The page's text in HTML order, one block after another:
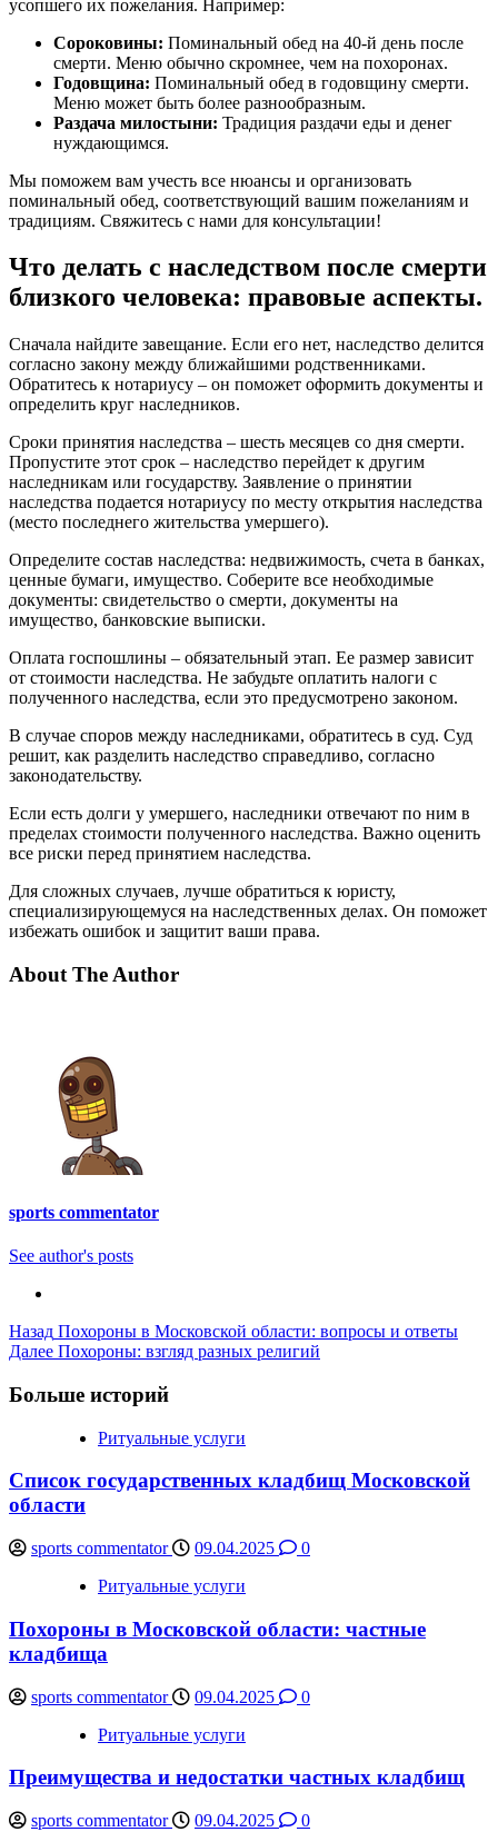
усопшего их пожелания. Например:
Сороковины: Поминальный обед на 40-й день после
смерти. Меню обычно скромнее, чем на похоронах.
Годовщина: Поминальный обед в годовщину смерти.
Меню может быть более разнообразным.
Раздача милостыни: Традиция раздачи еды и денег
нуждающимся.
Мы поможем вам учесть все нюансы и организовать
поминальный обед, соответствующий вашим пожеланиям и
традициям. Свяжитесь с нами для консультации!
Что делать с наследством после смерти
близкого человека: правовые аспекты.
Сначала найдите завещание. Если его нет, наследство делится
согласно закону между ближайшими родственниками.
Обратитесь к нотариусу – он поможет оформить документы и
определить круг наследников.
Сроки принятия наследства – шесть месяцев со дня смерти.
Пропустите этот срок – наследство перейдет к другим
наследникам или государству. Заявление о принятии
наследства подается нотариусу по месту открытия наследства
(место последнего жительства умершего).
Определите состав наследства: недвижимость, счета в банках,
ценные бумаги, имущество. Соберите все необходимые
документы: свидетельство о смерти, документы на
имущество, банковские выписки.
Оплата госпошлины – обязательный этап. Ее размер зависит
от стоимости наследства. Не забудьте оплатить налоги с
полученного наследства, если это предусмотрено законом.
В случае споров между наследниками, обратитесь в суд. Суд
решит, как разделить наследство справедливо, согласно
законодательству.
Если есть долги у умершего, наследники отвечают по ним в
пределах стоимости полученного наследства. Важно оценить
все риски перед принятием наследства.
Для сложных случаев, лучше обратиться к юристу,
специализирующемуся на наследственных делах. Он поможет
избежать ошибок и защитит ваши права.
About The Author
sports commentator
See author's posts
Post
Navigation
Назад Похороны в Московской области: вопросы и ответы
Далее Похороны: взгляд разных религий
Больше историй
Ритуальные услуги
Список государственных кладбищ Московской
области
sports commentator 09.04.2025
0
Ритуальные услуги
Похороны в Московской области: частные
кладбища
sports commentator 09.04.2025
0
Ритуальные услуги
Преимущества и недостатки частных кладбищ
sports commentator 09.04.2025 0